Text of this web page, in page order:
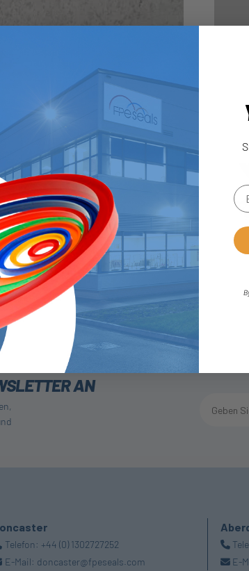
den vollständigen Artikel zu lesen
AN
Telefon: +44 (0) 1302727252
E-Mail: doncaster@fpeseals.com
E-